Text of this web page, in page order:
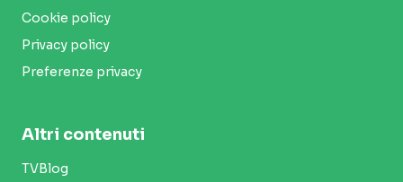
Cookie policy
Privacy policy
Preferenze privacy
Altri contenuti
TVBlog